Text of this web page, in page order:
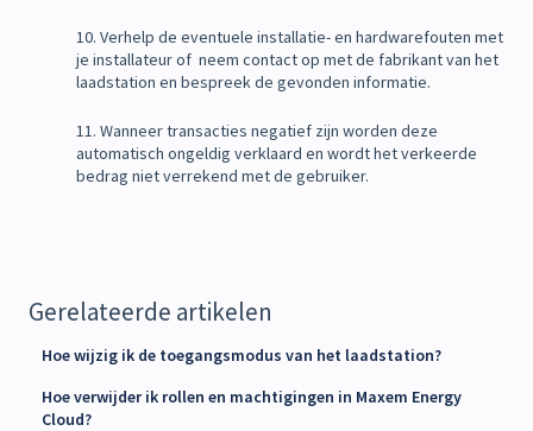
10. Verhelp de eventuele installatie- en hardwarefouten met
je installateur of neem contact op met de fabrikant van het
laadstation en bespreek de gevonden informatie.
11. Wanneer transacties negatief zijn worden deze
automatisch ongeldig verklaard en wordt het verkeerde
bedrag niet verrekend met de gebruiker.
Gerelateerde artikelen
Hoe wijzig ik de toegangsmodus van het laadstation?
Hoe verwijder ik rollen en machtigingen in Maxem Energy
Cloud?